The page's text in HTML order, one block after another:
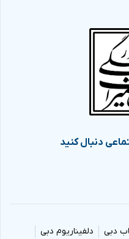
دنبال کنید
دبی
دلفیناریوم دبی